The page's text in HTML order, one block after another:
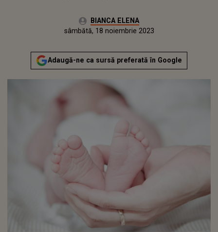
Autor:BIANCA ELENA
vineri, 18 noiembrie 2022
Actualizat:
sâmbătă, 18 noiembrie 2023
Adaugă-ne ca sursă preferată în Google